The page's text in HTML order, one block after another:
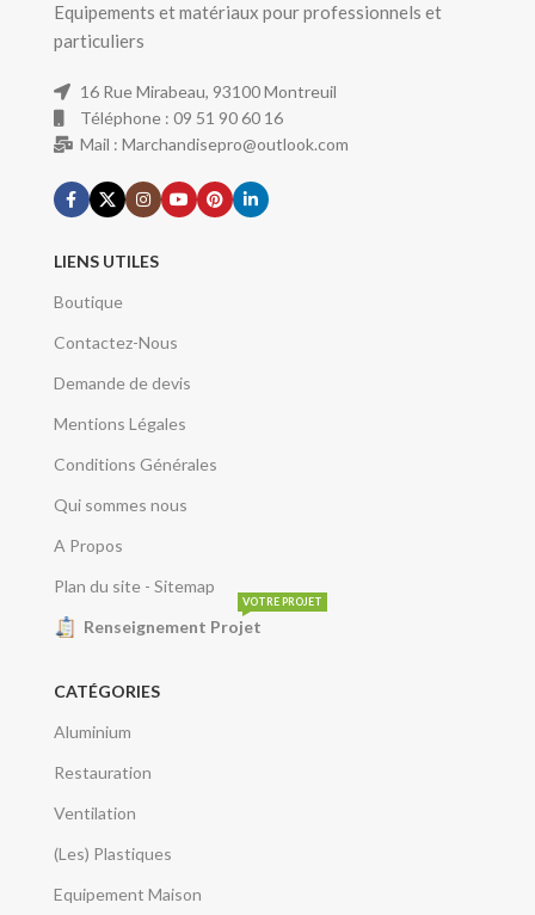
Equipements et matériaux pour professionnels et
particuliers
16 Rue Mirabeau, 93100 Montreuil
Téléphone : 09 51 90 60 16
Mail : Marchandisepro@outlook.com
LIENS UTILES
Boutique
Contactez-Nous
Demande de devis
Mentions Légales
Conditions Générales
Qui sommes nous
A Propos
Plan du site - Sitemap
Renseignement Projet
VOTRE PROJET
CATÉGORIES
Aluminium
Restauration
Ventilation
(Les) Plastiques
Equipement Maison